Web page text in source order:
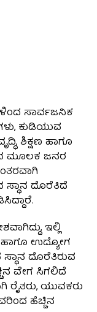
ಸಾರ್ವಜನಿಕ
ಕುಡಿಯುವ
ಶಿಕ್ಷಣ ಹಾಗೂ
ಮೂಲಕ ಜನರ
ದೊರೆತಿದೆ
ಇಲ್ಲಿ
ಹಾಗೂ ಉದ್ಯೋಗ
ದೊರೆತಿರುವ
ವೇಗ ಸಿಗಲಿದೆ
ರೈತರು, ಯುವಕರು
ಹೆಚ್ಚಿನ